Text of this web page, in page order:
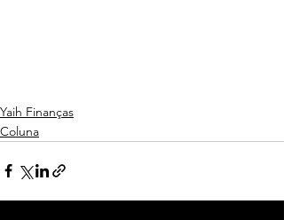
Yaih Finanças
Coluna